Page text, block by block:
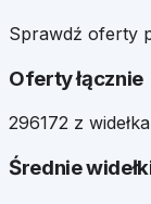
Sprawdź oferty
Oferty łącznie
296172 z
Średnie